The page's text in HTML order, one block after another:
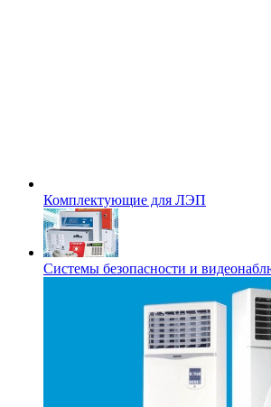
Комплектующие для ЛЭП
Системы безопасности и